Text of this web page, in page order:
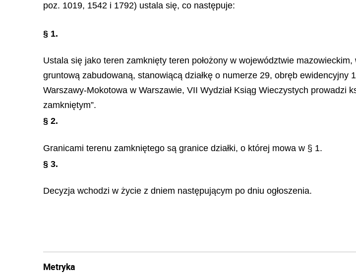
poz. 1019, 1542 i 1792) ustala się, co następuje:
§ 1.
Ustala się jako teren zamknięty teren położony w województwie
gruntową zabudowaną, stanowiącą działkę o numerze 29, obręb
Warszawy-Mokotowa w Warszawie, VII Wydział Ksiąg Wieczystych prowadzi
zamkniętym”.
§ 2.
Granicami terenu zamkniętego są granice działki, o której mowa w § 1.
§ 3.
Decyzja wchodzi w życie z dniem następującym po dniu ogłoszenia.
Metryka